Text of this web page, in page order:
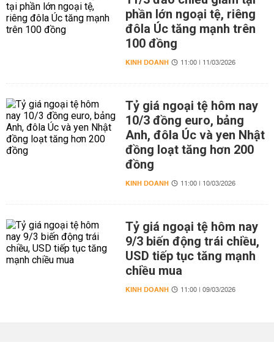
phần lớn ngoại tệ, riêng
đôla Úc tăng mạnh trên
100 đồng
KINH DOANH 11:00 | 11/03/2026
Tỷ giá ngoại tệ hôm nay
10/3 đồng euro, bảng
Anh, đôla Úc và yen Nhật
đồng loạt tăng hơn 200
đồng
KINH DOANH 11:00 | 10/03/2026
Tỷ giá ngoại tệ hôm nay
9/3 biến động trái chiều,
USD tiếp tục tăng mạnh
chiều mua
KINH DOANH 11:00 | 09/03/2026